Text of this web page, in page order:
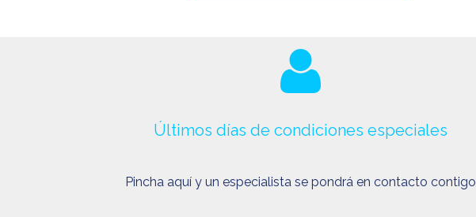
Últimos días de condiciones especiales
Pincha aquí y un especialista se pondrá en contacto contigo